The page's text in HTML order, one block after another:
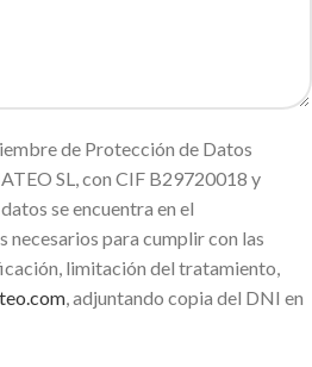
de Protección de Datos
SL, con CIF B29720018 y
se encuentra en el
para cumplir con las
limitación del tratamiento,
, adjuntando copia del DNI en